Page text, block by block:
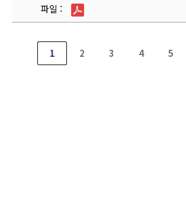
파일
1 2 3 4 5